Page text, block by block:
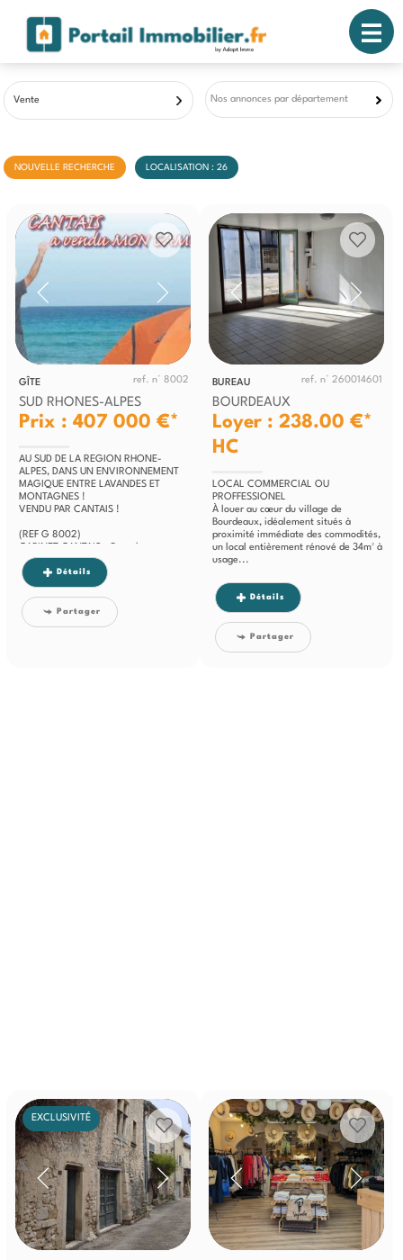
Vente Nos annonces par département
NOUVELLE RECHERCHE LOCALISATION : 26
GÎTE ref. n° 8002
SUD RHONES-ALPES
Prix : 407 000 €*
AU SUD DE LA REGION RHONE-
ALPES, DANS UN ENVIRONNEMENT
MAGIQUE ENTRE LAVANDES ET
MONTAGNES !
VENDU PAR CANTAIS !
(REF G 8002)
GOUVERNAYRE E.I - 04 67 27 20 00
- Plus d'informations sur
www.cabinetcantais.com -...
Détails
Partager
BUREAU ref. n° 260014601
BOURDEAUX
Loyer : 238.00 €*
HC
LOCAL COMMERCIAL OU
PROFFESSIONEL
À louer au cœur du village de
Bourdeaux, idéalement situés à
proximité immédiate des commodités,
un local entièrement rénové de 34m² à
usage...
Détails
Partager
EXCLUSIVITÉ